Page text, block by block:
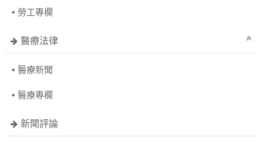
勞工專欄
醫療法律
醫療新聞
醫療專欄
新聞評論